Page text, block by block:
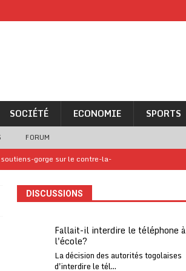
SOCIÉTÉ ECONOMIE SPORTS
FORUM
gorge sur le contre-la-
A LA UNE
avait envoyé à un proche
DISCUSSIONS
Fallait-il interdire le téléphone à
l'école?
La décision des autorités togolaises
d'interdire le tél...